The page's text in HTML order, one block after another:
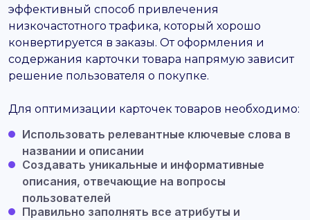
эффективный способ привлечения
низкочастотного трафика, который хорошо
конвертируется в заказы. От оформления и
содержания карточки товара напрямую зависит
решение пользователя о покупке.
Для оптимизации карточек товаров необходимо:
Использовать релевантные ключевые слова в
названии и описании
Создавать уникальные и информативные
описания, отвечающие на вопросы
пользователей
Правильно заполнять все атрибуты и